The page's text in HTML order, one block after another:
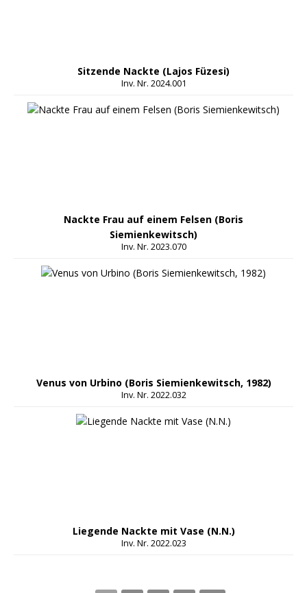
Sitzende Nackte (Lajos Füzesi)
Inv. Nr. 2024.001
Nackte Frau auf einem Felsen (Boris
Siemienkewitsch)
Inv. Nr. 2023.070
Venus von Urbino (Boris Siemienkewitsch, 1982)
Inv. Nr. 2022.032
Liegende Nackte mit Vase (N.N.)
Inv. Nr. 2022.023